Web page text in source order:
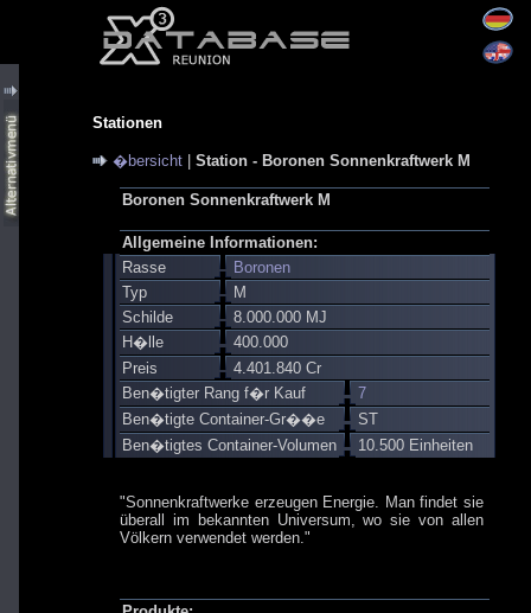
Stationen
�bersicht Station - Boronen Sonnenkraftwerk M
Boronen Sonnenkraftwerk M
Allgemeine Informationen:
Rasse
Boronen
Typ
M
Schilde
8.000.000 MJ
H�lle
400.000
Preis
4.401.840 Cr
Ben�tigter Rang f�r Kauf
7
Ben�tigte Container-Gr��e
ST
Ben�tigtes Container-Volumen
10.500 Einheiten
"Sonnenkraftwerke erzeugen Energie. Man findet sie
überall im bekannten Universum, wo sie von allen
Völkern verwendet werden."